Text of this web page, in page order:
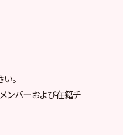
。
ンバーおよび在籍チ